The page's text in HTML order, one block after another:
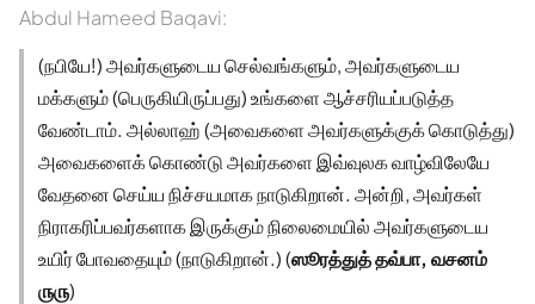
Abdul Hameed Baqavi:
(நபியே!) அவர்களுடைய செல்வங்களும், அவர்களுடைய
மக்களும் (பெருகியிருப்பது) உங்களை ஆச்சரியப்படுத்த
வேண்டாம். அல்லாஹ் (அவைகளை அவர்களுக்குக் கொடுத்து)
அவைகளைக் கொண்டு அவர்களை இவ்வுலக வாழ்விலேயே
வேதனை செய்ய நிச்சயமாக நாடுகிறான். அன்றி, அவர்கள்
நிராகரிப்பவர்களாக இருக்கும் நிலைமையில் அவர்களுடைய
உயிர் போவதையும் (நாடுகிறான்.) (ஸூரத்துத் தவ்பா, வசனம்
௫௫)